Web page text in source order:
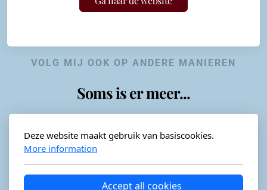
VOLG MIJ OOK OP ANDERE MANIEREN
Soms is er meer...
Horeca-advies
Deze website maakt gebruik van basiscookies.
More information
Accept all cookies